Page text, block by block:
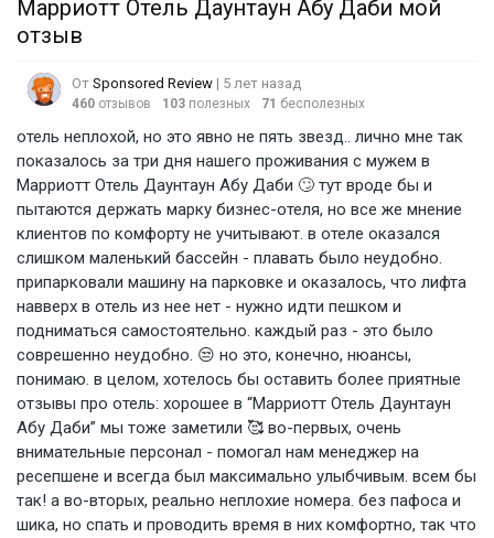
Марриотт Отель Даунтаун Абу Даби мой
отзыв
От Sponsored Review | 5 лет назад
460 отзывов 103 полезных 71 бесполезных
отель неплохой, но это явно не пять звезд.. лично мне так
показалось за три дня нашего проживания с мужем в
Марриотт Отель Даунтаун Абу Даби 🙄 тут вроде бы и
пытаются держать марку бизнес-отеля, но все же мнение
клиентов по комфорту не учитывают. в отеле оказался
слишком маленький бассейн - плавать было неудобно.
припарковали машину на парковке и оказалось, что лифта
навверх в отель из нее нет - нужно идти пешком и
подниматься самостоятельно. каждый раз - это было
соврешенно неудобно. 😒 но это, конечно, нюансы,
понимаю. в целом, хотелось бы оставить более приятные
отзывы про отель: хорошее в “Марриотт Отель Даунтаун
Абу Даби” мы тоже заметили 🥰 во-первых, очень
внимательные персонал - помогал нам менеджер на
ресепшене и всегда был максимально улыбчивым. всем бы
так! а во-вторых, реально неплохие номера. без пафоса и
шика, но спать и проводить время в них комфортно, так что